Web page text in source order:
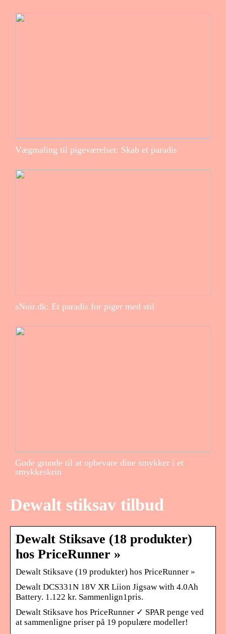
Vægmaling til pigeværelset: Skab et paradis
sNoir.dk: Et paradis for piger med stil
Gode grunde til at opbevare dine smykker i et
smykkeskrin
Dewalt stiksav tilbud
Dewalt Stiksave (18 produkter)
hos PriceRunner »
Dewalt Stiksave (19 produkter) hos PriceRunner »
Dewalt DCS331N 18V XR Liion Jigsaw with 4.0Ah
Battery. 1.122 kr. Sammenlign1pris.
Dewalt Stiksave hos PriceRunner ✓ SPAR penge ved
at sammenligne priser på 19 populære modeller!